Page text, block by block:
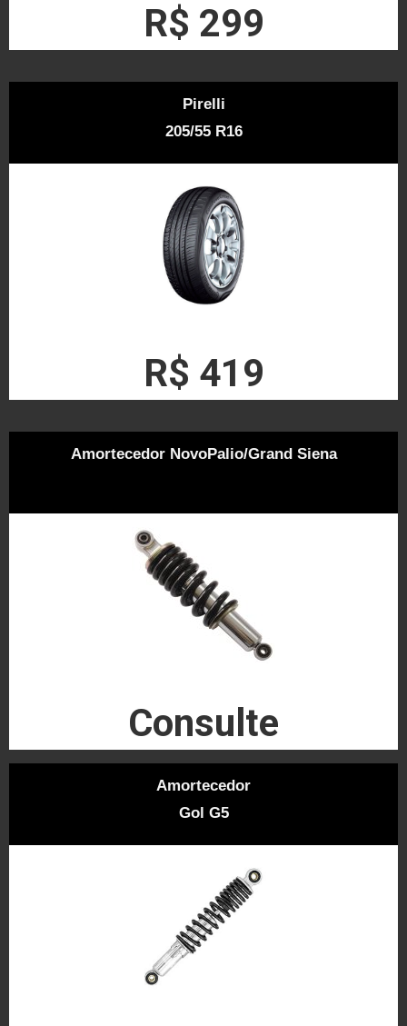
R$ 299
Pirelli
205/55 R16
R$ 419
Amortecedor NovoPalio/Grand Siena
Consulte
Amortecedor
Gol G5